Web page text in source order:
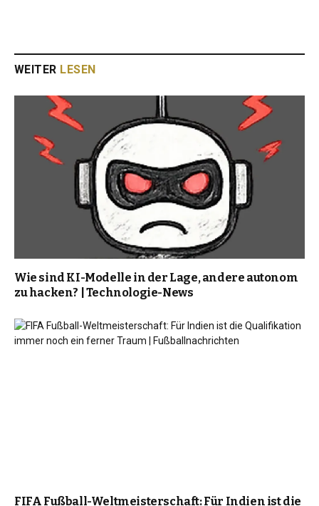
WEITER LESEN
Wie sind KI-Modelle in der Lage, andere autonom
zu hacken? | Technologie-News
FIFA Fußball-Weltmeisterschaft: Für Indien ist die